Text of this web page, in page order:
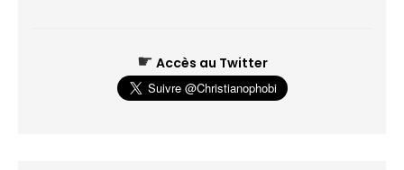
☛ Accès au Twitter